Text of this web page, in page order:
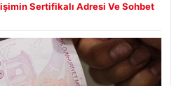
Sertifikalı Adresi Ve Sohbet